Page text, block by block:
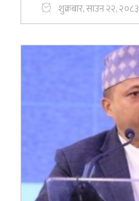
शुक्रबार, साउन २२, २०८३